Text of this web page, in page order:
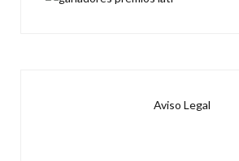
Aviso Legal